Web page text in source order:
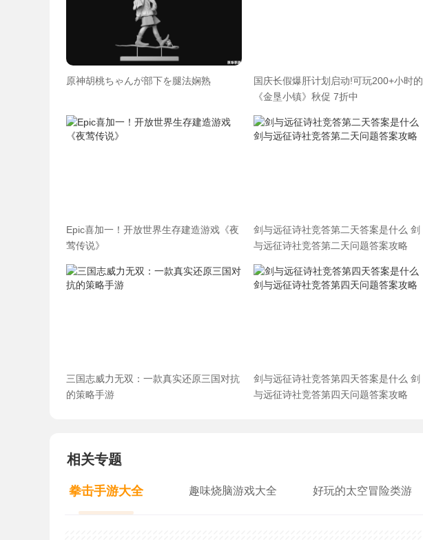
原神胡桃ちゃんが部下を腿法娴熟
国庆长假爆肝计划启动!可玩200+小时的
《金垦小镇》秋促 7折中
Epic喜加一！开放世界生存建造游戏《夜
莺传说》
剑与远征诗社竞答第二天答案是什么 剑
与远征诗社竞答第二天问题答案攻略
三国志威力无双：一款真实还原三国对抗
的策略手游
剑与远征诗社竞答第四天答案是什么 剑
与远征诗社竞答第四天问题答案攻略
相关专题
拳击手游大全 趣味烧脑游戏大全 好玩的太空冒险类游